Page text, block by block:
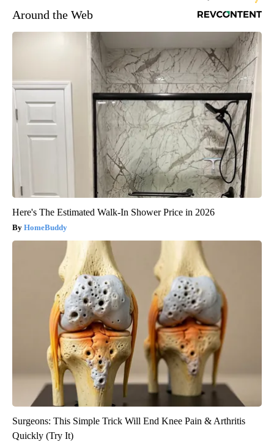
Around the Web
Here's The Estimated Walk-In Shower Price in 2026
HomeBuddy
Surgeons: This Simple Trick Will End Knee Pain & Arthritis
Quickly (Try It)